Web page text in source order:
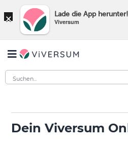
× Lade die App herunter!
Viversum
Dein Viversum